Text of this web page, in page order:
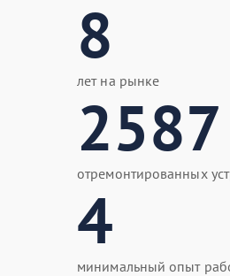
8
лет на рынке
2587
отремонтированных
4
минимальный опыт